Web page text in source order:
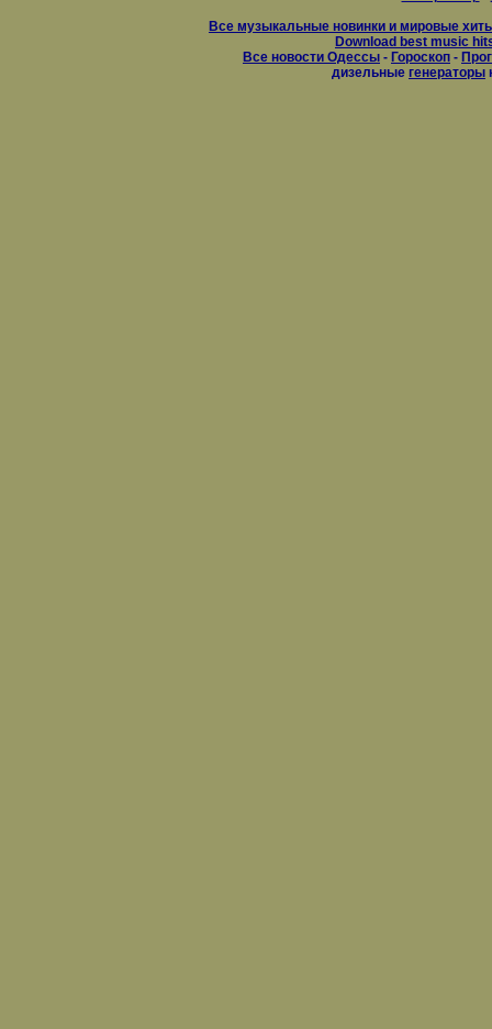
Все музыкальные новинки и мировые
Download best music
Все новости Одессы - Гороскоп -
дизельные генераторы